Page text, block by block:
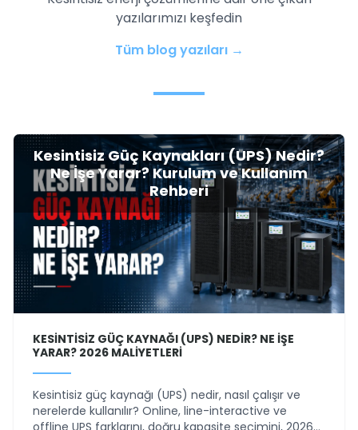
yazılarımızı keşfedin
Tüm blog yazıları →
Kesintisiz Güç Kaynakları (UPS) Nedir?
Ne İşe Yarar? Kurulum ve Kullanım
Rehberi
KESINTISIZ GÜÇ KAYNAĞI (UPS) NEDIR? NE İŞE
YARAR? 2026 MALIYETLERI
Kesintisiz güç kaynağı (UPS) nedir, nasıl çalışır ve
nerelerde kullanılır? Online, line-interactive ve
offline UPS farklarını, doğru kapasite seçimini, 2026